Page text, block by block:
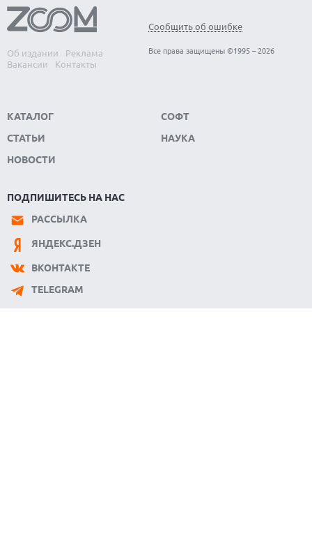
Об издании
Реклама
Вакансии
Контакты
Сообщить об ошибке
Все права защищены ©1995 – 2026
КАТАЛОГ
СТАТЬИ
НОВОСТИ
СОФТ
НАУКА
ПОДПИШИТЕСЬ НА НАС
РАССЫЛКА
ЯНДЕКС.ДЗЕН
ВКОНТАКТЕ
TELEGRAM